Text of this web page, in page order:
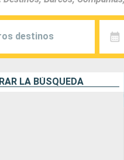
destinos
LA BÚSQUEDA